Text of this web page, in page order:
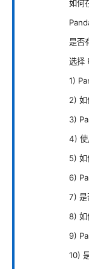
如何
是否
选择
1)
2) 如
3)
4) 使
5) 如
6)
7) 是
8) 如
9)
10)